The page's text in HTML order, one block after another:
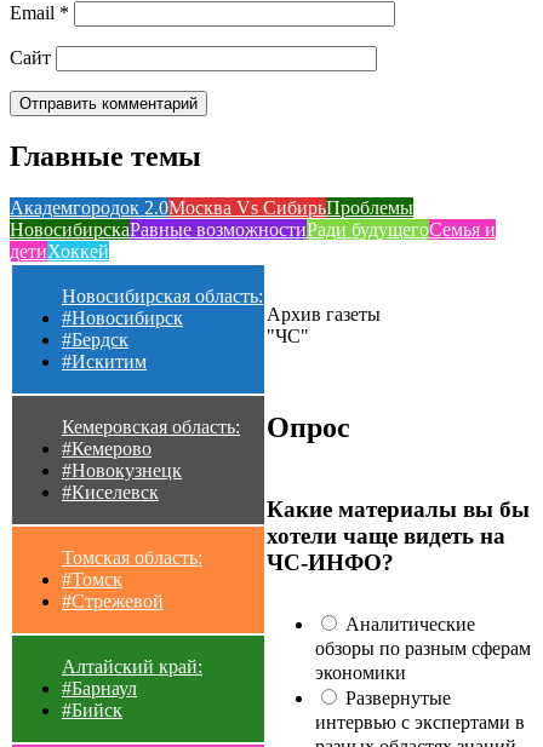
Email *
Сайт
Главные темы
Академгородок 2.0Москва Vs СибирьПроблемы
НовосибирскаРавные возможностиРади будущегоСемья и
детиХоккей
Новосибирская область:
#Новосибирск
#Бердск
#Искитим
Кемеровская область:
#Кемерово
#Новокузнецк
#Киселевск
Томская область:
#Томск
#Стрежевой
Алтайский край:
#Барнаул
#Бийск
Архив газеты
"ЧС"
Опрос
Какие материалы вы бы
хотели чаще видеть на
ЧС-ИНФО?
Аналитические
обзоры по разным сферам
экономики
Развернутые
интервью с экспертами в